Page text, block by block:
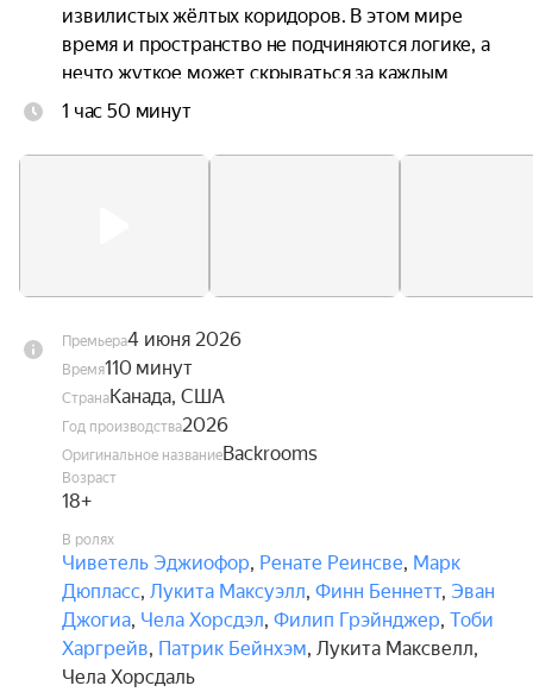
извилистых жёлтых коридоров. В этом мире
время и пространство не подчиняются логике, а
нечто жуткое может скрываться за каждым
углом.
1 час 50 минут
Премьера4 июня 2026
Время110 минут
СтранаКанада, США
Год производства2026
Оригинальное названиеBackrooms
Возраст
18+
В ролях
Чиветель Эджиофор, Ренате Реинсве, Марк
Дюпласс, Лукита Максуэлл, Финн Беннетт, Эван
Джогиа, Чела Хорсдэл, Филип Грэйнджер, Тоби
Харгрейв, Патрик Бейнхэм, Лукита Максвелл,
Чела Хорсдаль